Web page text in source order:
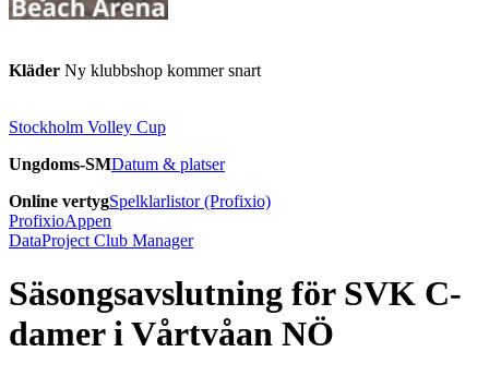
Kläder Ny klubbshop kommer snart
Stockholm Volley Cup
Ungdoms-SMDatum & platser
Online vertygSpelklarlistor (Profixio)
ProfixioAppen
DataProject Club Manager
Säsongsavslutning för SVK C-
damer i Vårtvåan NÖ